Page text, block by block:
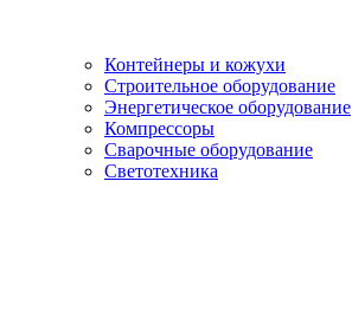
Контейнеры и кожухи
Строительное оборудование
Энергетическое оборудование
Компрессоры
Сварочные оборудование
Светотехника